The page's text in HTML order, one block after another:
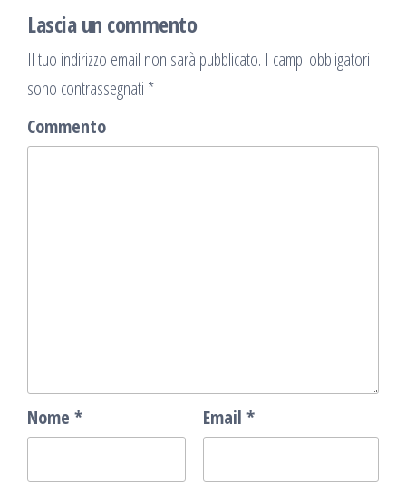
Lascia un commento
Il tuo indirizzo email non sarà pubblicato. I campi obbligatori
sono contrassegnati *
Commento
Nome * Email *